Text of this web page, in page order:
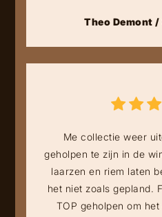
Theo Demont
Me collectie weer
geholpen te zijn in de
laarzen en riem laten
het niet zoals gepland.
TOP geholpen om